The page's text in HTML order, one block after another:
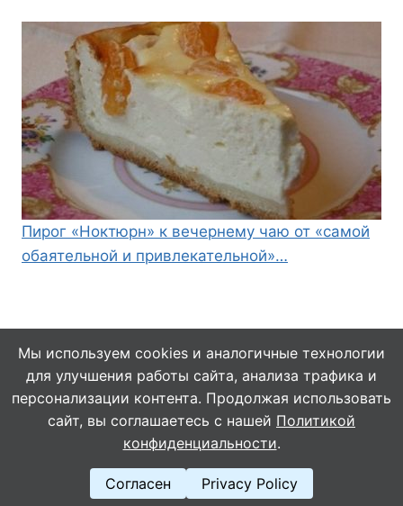
Пирог «Ноктюрн» к вечернему чаю от «самой
обаятельной и привлекательной»…
© 2026 Кулинарушка - Вкусные Рецепты
Мы используем cookies и аналогичные технологии
для улучшения работы сайта, анализа трафика и
персонализации контента. Продолжая использовать
сайт, вы соглашаетесь с нашей Политикой
конфиденциальности.
Согласен Privacy Policy